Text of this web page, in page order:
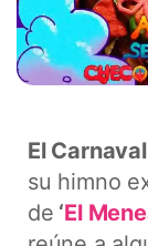
El
su himno
de ‘El